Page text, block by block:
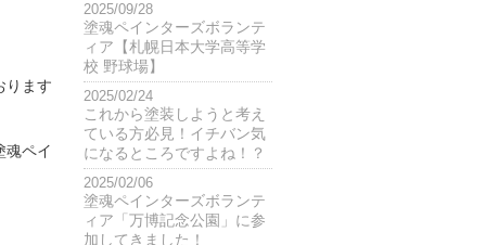
ります
魂ペイ
2025/09/28
塗魂ペインターズボランテ
ィア【札幌日本大学高等学
校 野球場】
2025/02/24
これから塗装しようと考え
ている方必見！イチバン気
になるところですよね！？
2025/02/06
塗魂ペインターズボランテ
ィア「万博記念公園」に参
加してきました！